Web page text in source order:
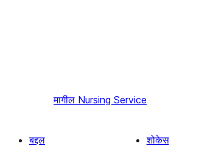
मागील Nursing Service
बद्दल शोकेस